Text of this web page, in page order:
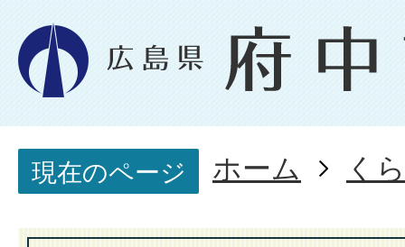
現在のページ ホーム く